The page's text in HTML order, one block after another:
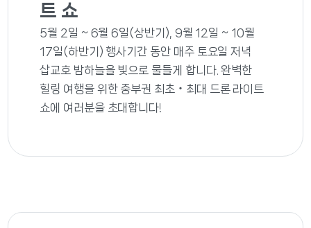
트 쇼
5월 2일 ~ 6월 6일(상반기), 9월 12일 ~ 10월
17일(하반기) 행사기간 동안 매주 토요일 저녁
삽교호 밤하늘을 빛으로 물들게 합니다. 완벽한
힐링 여행을 위한 중부권 최초‧최대 드론 라이트
쇼에 여러분을 초대합니다!